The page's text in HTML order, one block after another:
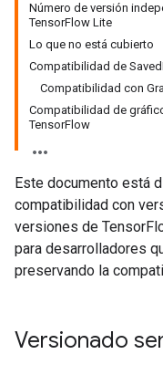
Número de versión
TensorFlow Lite
Lo que no está cubierto
Compatibilidad de
Compatibilidad con
Compatibilidad de
TensorFlow
Este documento está
compatibilidad con
versiones de
para desarrolladores
preservando la
Versionado